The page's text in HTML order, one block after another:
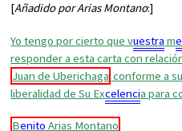
[Añadido por Arias Montano:]
Yo tengo por cierto que vuestra m
responder a esta carta con
Juan de Uberichaga conforme a
liberalidad de Su Excelencia para
Benito Arias Montano